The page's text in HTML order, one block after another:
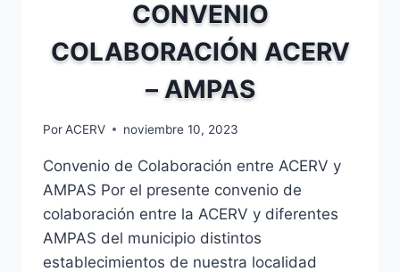
CONVENIO
COLABORACIÓN ACERV
– AMPAS
PorACERV noviembre 10, 2023
Convenio de Colaboración entre ACERV y
AMPAS Por el presente convenio de
colaboración entre la ACERV y diferentes
AMPAS del municipio distintos
establecimientos de nuestra localidad